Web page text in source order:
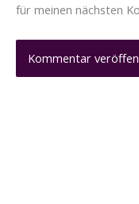
für meinen nächsten